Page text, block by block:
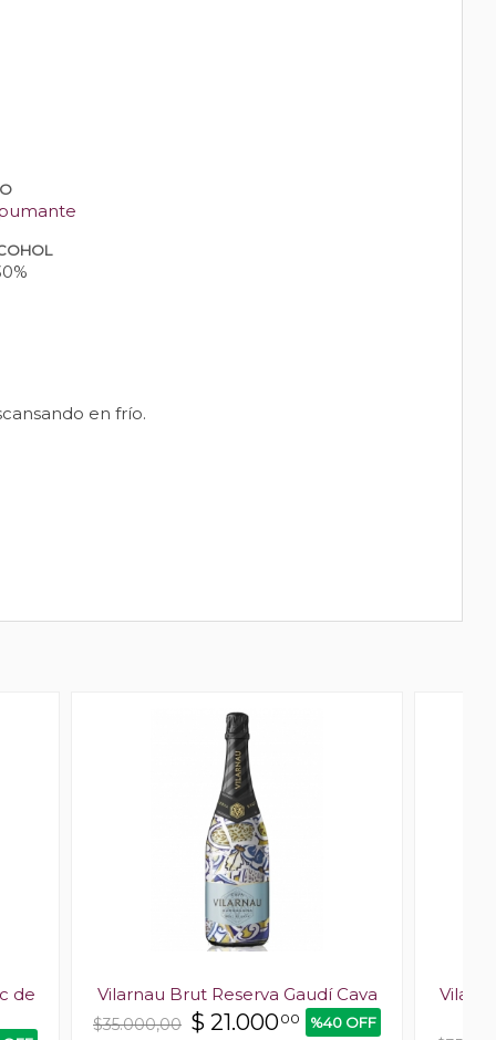
en frío.
de
Vilarnau Brut Reserva Gaudí Cava
$35.000,00 $ 21.00000 %40 OFF